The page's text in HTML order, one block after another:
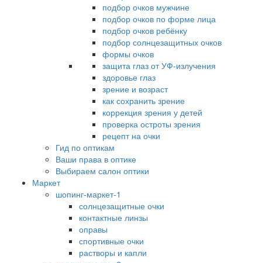
подбор очков мужчине
подбор очков по форме лица
подбор очков ребёнку
подбор солнцезащитных очков
формы очков
защита глаз от УФ-излучения
здоровье глаз
зрение и возраст
как сохранить зрение
коррекция зрения у детей
проверка остроты зрения
рецепт на очки
Гид по оптикам
Ваши права в оптике
Выбираем салон оптики
Маркет
шопинг-маркет-1
солнцезащитные очки
контактные линзы
оправы
спортивные очки
растворы и капли